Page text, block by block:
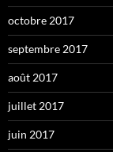
octobre 2017
septembre 2017
août 2017
juillet 2017
juin 2017